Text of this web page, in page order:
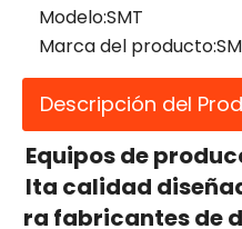
Modelo:SMT
Marca del producto:
Descripción del
Equipos de
lta calidad
ra fabricantes de